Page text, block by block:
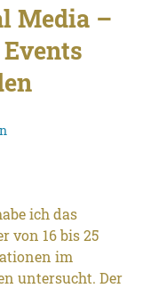
Media –
ich das
von 16 bis 25
im
untersucht. Der